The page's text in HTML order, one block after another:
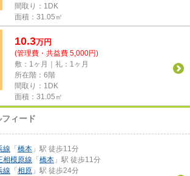
間取り：1DK
面積：31.05㎡
10.3万円
(管理費・共益費 5,000円)
敷：1ヶ月｜礼：1ヶ月
所在階：6階
間取り：1DK
面積：31.05㎡
フィード
線 「 橋本 」駅 徒歩11分
相模原線 「 橋本 」駅 徒歩11分
線 「 相原 」駅 徒歩24分